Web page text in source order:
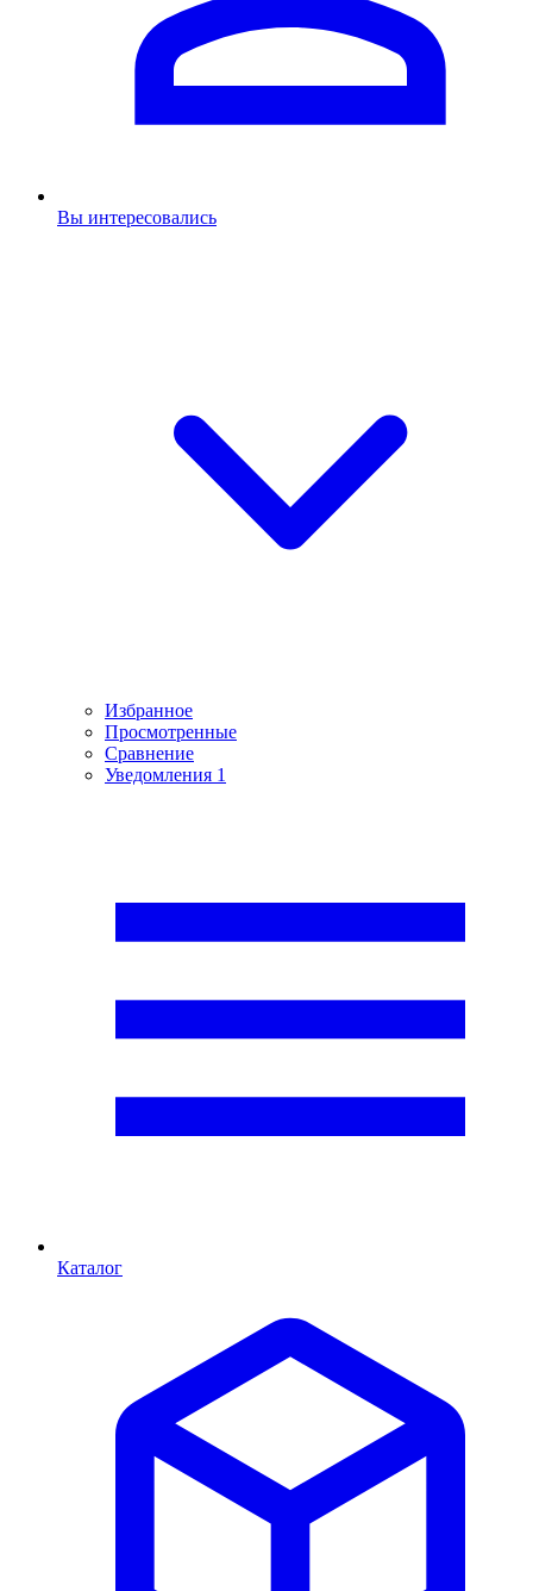
Вы интересовались
Избранное
Просмотренные
Сравнение
Уведомления 1
Каталог